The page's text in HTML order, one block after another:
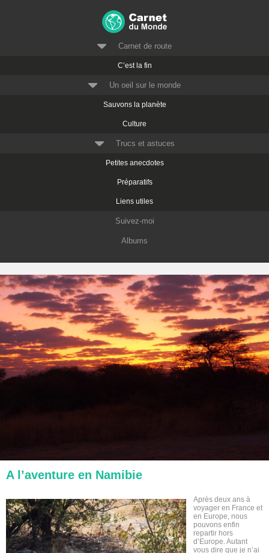
Carnet de route
C’est la fin
Un oeil sur le monde
Sauvons la planète
Culture
Trucs et astuces
Petites anecdotes
Préparatifs
Liens utiles
Suivez-moi
Albums
A l’aventure en Namibie
Après deux ans à
voyager en France et
en Europe, nous
pouvons enfin
repartir hors
d’Europe. Autant
vous dire que je n’ai